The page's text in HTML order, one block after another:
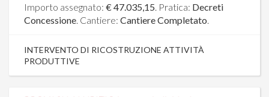
Importo assegnato: € 47.035,15. Pratica: Decreti
Concessione. Cantiere: Cantiere Completato.
INTERVENTO DI RICOSTRUZIONE ATTIVITÀ
PRODUTTIVE